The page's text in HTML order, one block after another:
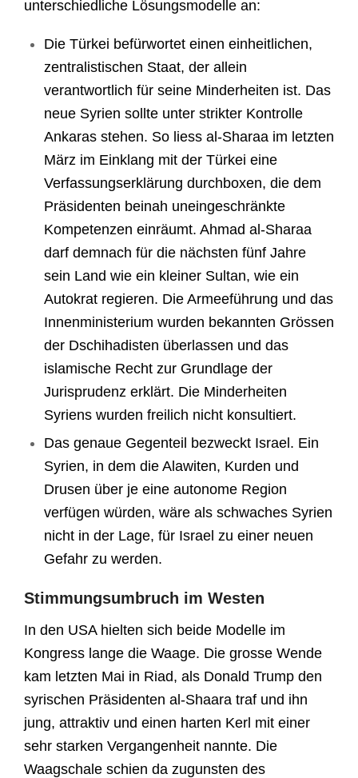
unterschiedliche Lösungsmodelle an:
Die Türkei befürwortet einen einheitlichen,
zentralistischen Staat, der allein
verantwortlich für seine Minderheiten ist. Das
neue Syrien sollte unter strikter Kontrolle
Ankaras stehen. So liess al-Sharaa im letzten
März im Einklang mit der Türkei eine
Verfassungserklärung durchboxen, die dem
Präsidenten beinah uneingeschränkte
Kompetenzen einräumt. Ahmad al-Sharaa
darf demnach für die nächsten fünf Jahre
sein Land wie ein kleiner Sultan, wie ein
Autokrat regieren. Die Armeeführung und das
Innenministerium wurden bekannten Grössen
der Dschihadisten überlassen und das
islamische Recht zur Grundlage der
Jurisprudenz erklärt. Die Minderheiten
Syriens wurden freilich nicht konsultiert.
Das genaue Gegenteil bezweckt Israel. Ein
Syrien, in dem die Alawiten, Kurden und
Drusen über je eine autonome Region
verfügen würden, wäre als schwaches Syrien
nicht in der Lage, für Israel zu einer neuen
Gefahr zu werden.
Stimmungsumbruch im Westen
In den USA hielten sich beide Modelle im
Kongress lange die Waage. Die grosse Wende
kam letzten Mai in Riad, als Donald Trump den
syrischen Präsidenten al-Shaara traf und ihn
jung, attraktiv und einen harten Kerl mit einer
sehr starken Vergangenheit nannte. Die
Waagschale schien da zugunsten des